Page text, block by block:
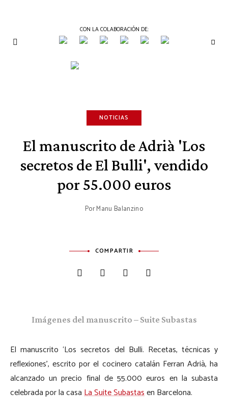
CON LA COLABORACIÓN DE:
Periódico
NOTICIAS
El manuscrito de Adrià 'Los
secretos de El Bulli', vendido
por 55.000 euros
PorManu Balanzino
COMPARTIR
Imágenes del manuscrito – Suite Subastas
El manuscrito ‘Los secretos del Bulli. Recetas, técnicas y
reflexiones’, escrito por el cocinero catalán Ferran Adrià, ha
alcanzado un precio final de 55.000 euros en la subasta
celebrada por la casaLa Suite Subastasen Barcelona.